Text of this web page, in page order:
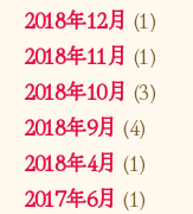
2018年12月 (1)
2018年11月 (1)
2018年10月 (3)
2018年9月 (4)
2018年4月 (1)
2017年6月 (1)